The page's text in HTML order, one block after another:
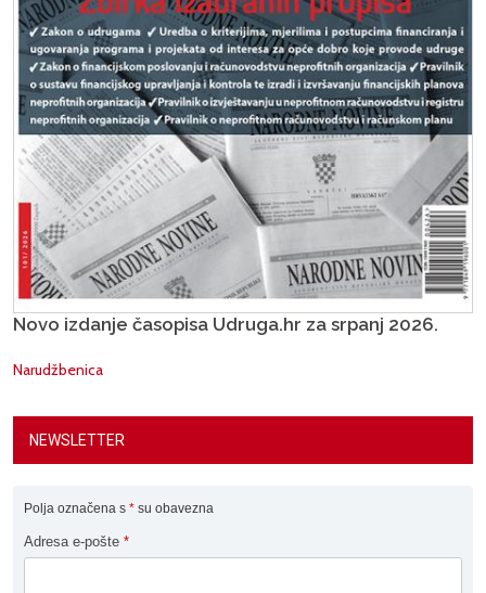
Novo izdanje časopisa Udruga.hr za srpanj 2026.
Narudžbenica
NEWSLETTER
Polja označena s * su obavezna
Adresa e-pošte *